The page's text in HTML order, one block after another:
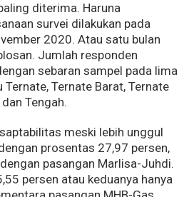
diterima. Haruna
survei dilakukan pada
2020. Atau satu bulan
Jumlah responden
sebaran sampel pada lima
Ternate, Ternate Barat, Ternate
Tengah.
meski lebih unggul
prosentas 27,97 persen,
pasangan Marlisa-Juhdi.
persen atau keduanya hanya